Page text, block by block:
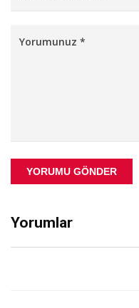
YORUMU GÖNDER
Yorumlar